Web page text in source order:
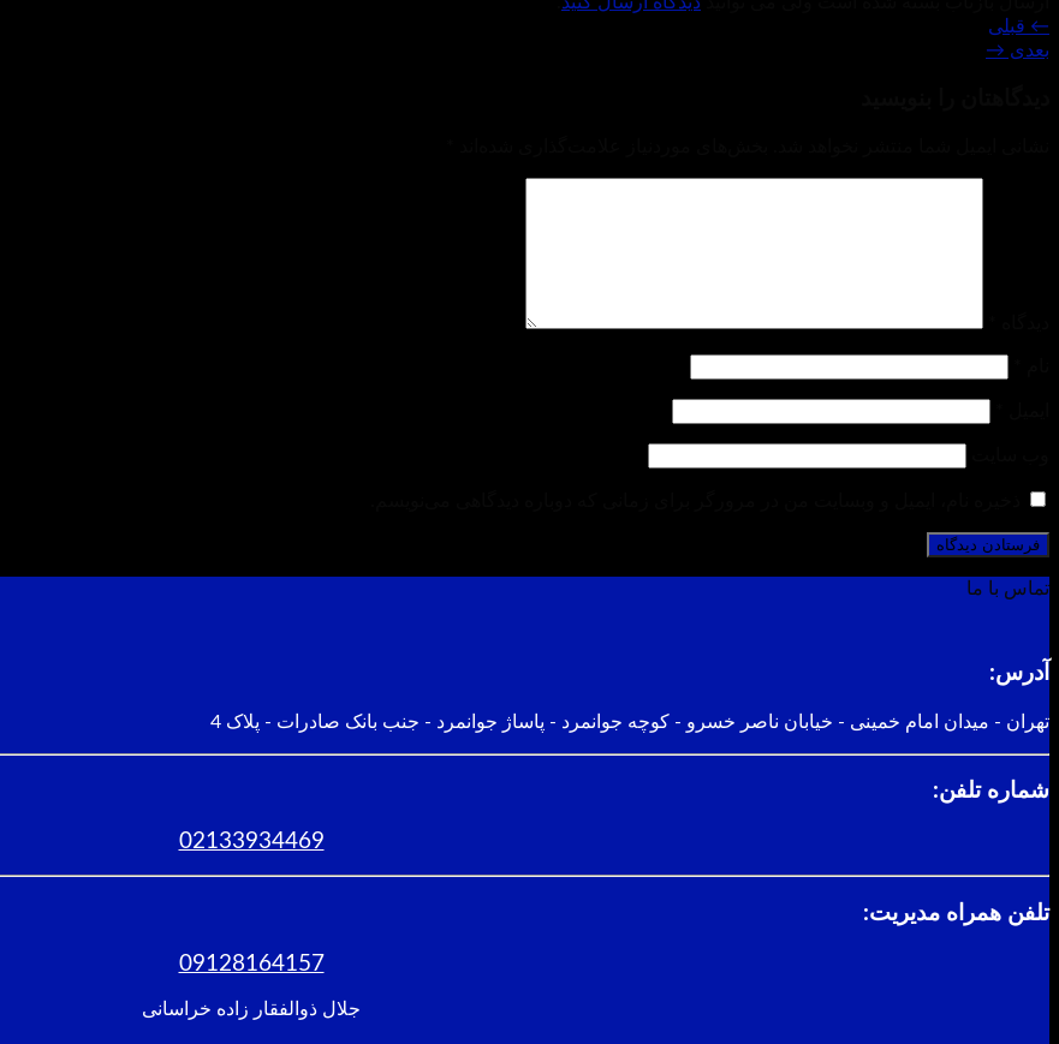
← قبلی
بعدی →
تماس با ما
آدرس:
تهران - میدان امام خمینی - خیابان ناصر خسرو - کوچه جوانمرد - پاساژ جوانمرد - جنب بانک صادرات - پلاک 4
شماره تلفن:
02133934469
تلفن همراه مدیریت:
09128164157
جلال ذوالفقار زاده خراسانی